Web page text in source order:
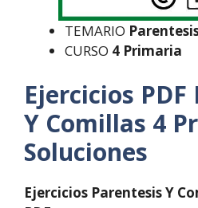
TEMARIO
CURSO 4 Primaria
Ejercicios
Y Comillas 4
Soluciones
Ejercicios Parentesis Y